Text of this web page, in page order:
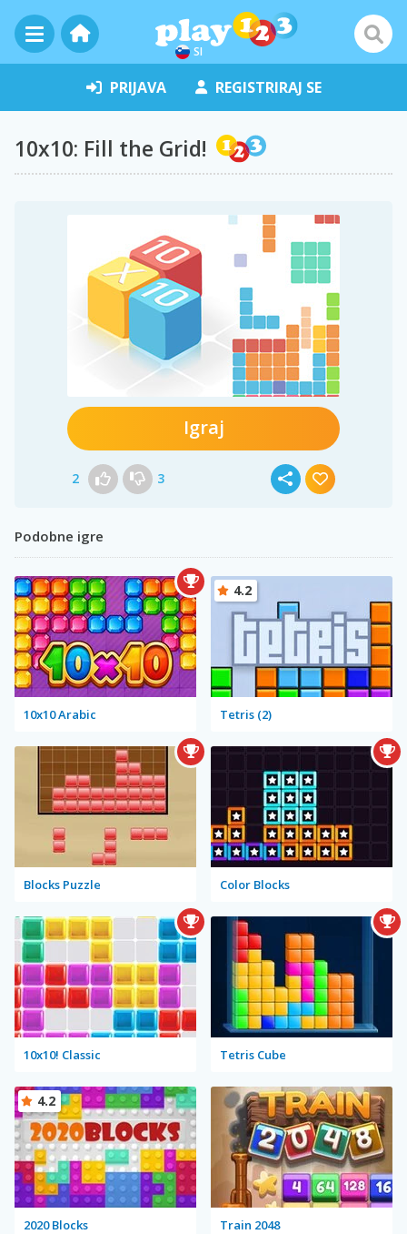
SI
PRIJAVA REGISTRIRAJ SE
10x10: Fill the Grid!
Igraj
2 3
Podobne igre
10x10 Arabic Tetris (2)
4.2
Blocks Puzzle Color Blocks
10x10! Classic Tetris Cube
2020 Blocks
4.2
Train 2048